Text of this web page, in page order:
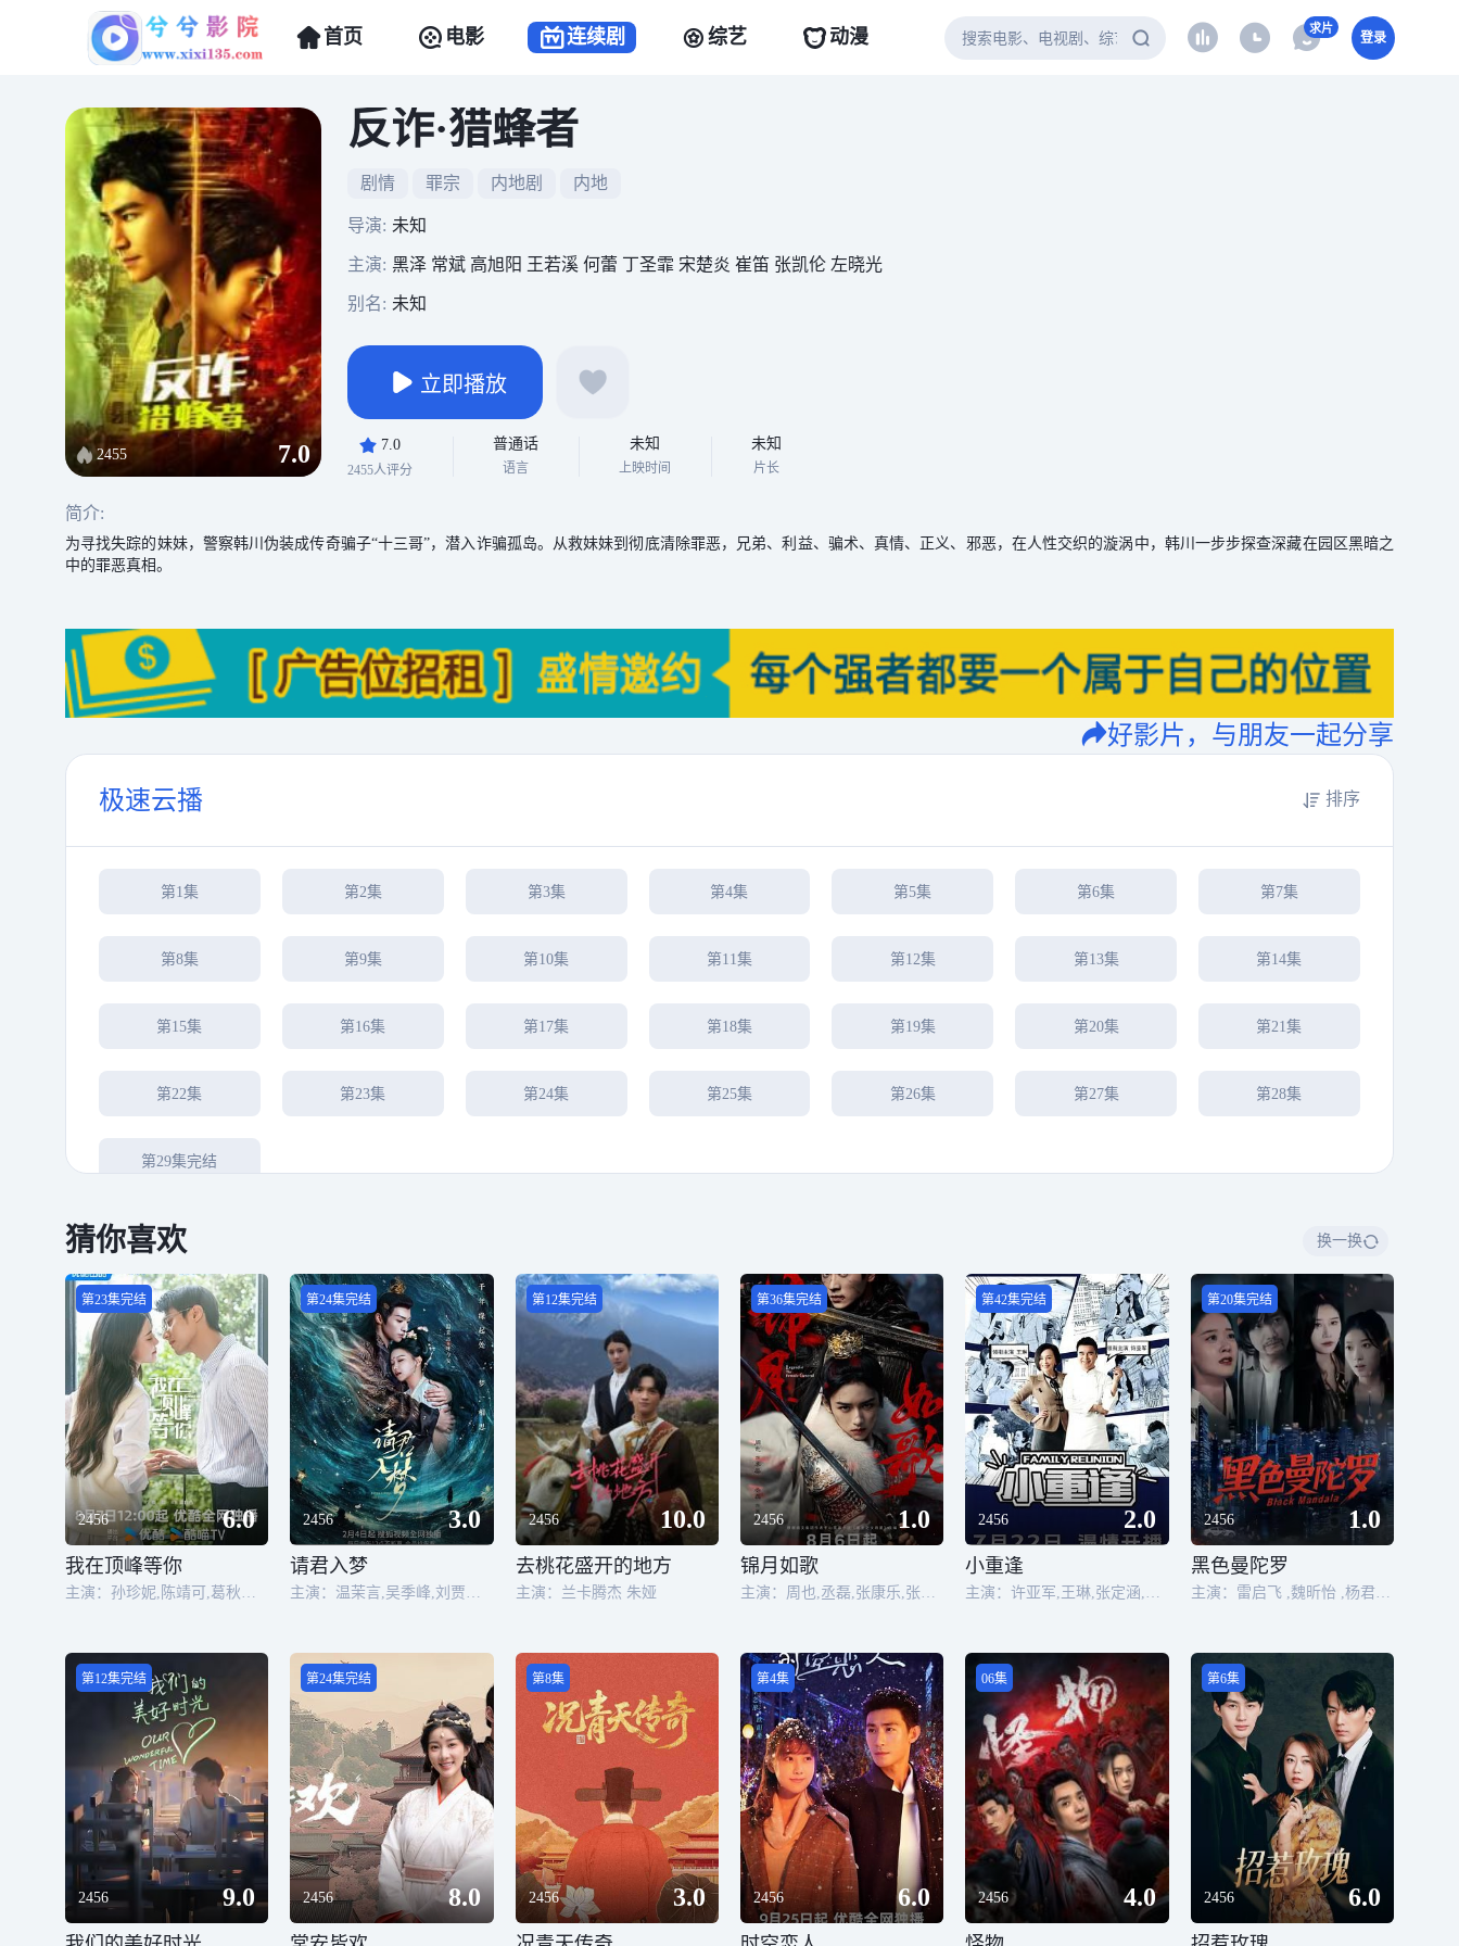
首页 电影 连续剧 综艺 动漫 求片
登录
2455 7.0
反诈·猎蜂者
剧情 罪宗 内地剧 内地
导演: 未知
主演: 黑泽 常斌 高旭阳 王若溪 何蕾 丁圣霏 宋楚炎 崔笛 张凯伦 左晓光
别名: 未知
立即播放
7.0
2455人评分
普通话
语言
未知
上映时间
未知
片长
简介:
为寻找失踪的妹妹，警察韩川伪装成传奇骗子“十三哥”，潜入诈骗孤岛。从救妹妹到彻底清除罪恶，兄弟、利益、骗术、真情、正义、邪恶，在人性交织的漩涡中，韩川一步步探查深藏在园区黑暗之
中的罪恶真相。
好影片，与朋友一起分享
极速云播 排序
第1集 第2集 第3集 第4集 第5集 第6集 第7集
第8集 第9集 第10集 第11集 第12集 第13集 第14集
第15集 第16集 第17集 第18集 第19集 第20集 第21集
第22集 第23集 第24集 第25集 第26集 第27集 第28集
第29集完结
猜你喜欢 换一换
2456 6.0
第23集完结
我在顶峰等你
2456 3.0
第24集完结
请君入梦
2456 10.0
第12集完结
去桃花盛开的地方
主演：兰卡腾杰 朱娅
2456 1.0
第36集完结
锦月如歌
主演：周也,丞磊,张康乐,张淼怡,李卿,白澍,马天宇,姜超,韩栋,姜贞羽,孔雪儿,毛晓慧,侯长荣,郑国霖,盛一伦
2456 2.0
第42集完结
小重逢
2456 1.0
第20集完结
黑色曼陀罗
2456 9.0
第12集完结
2456 8.0
第24集完结
2456 3.0
第8集
2456 6.0
第4集
2456 4.0
06集
2456 6.0
第6集